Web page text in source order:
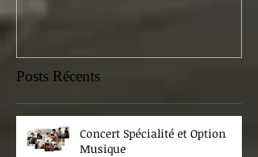
Posts Récents
Concert Spécialité et Option
Musique